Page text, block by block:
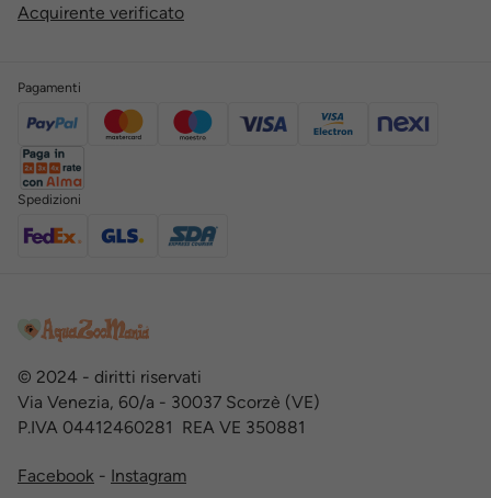
Acquirente verificato
Pagamenti
Spedizioni
© 2024 - diritti riservati
Via Venezia, 60/a - 30037 Scorzè (VE)
P.IVA 04412460281 REA VE 350881
Facebook - Instagram